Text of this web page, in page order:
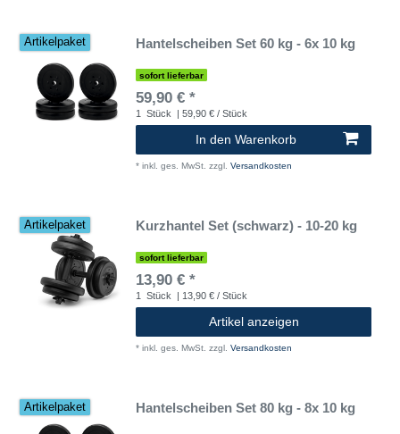
Artikelpaket Hantelscheiben Set 60 kg - 6x 10 kg
sofort lieferbar
59,90 € *
1 Stück | 59,90 € / Stück
In den Warenkorb
* inkl. ges. MwSt. zzgl. Versandkosten
Artikelpaket Kurzhantel Set (schwarz) - 10-20 kg
sofort lieferbar
13,90 € *
1 Stück | 13,90 € / Stück
Artikel anzeigen
* inkl. ges. MwSt. zzgl. Versandkosten
Artikelpaket Hantelscheiben Set 80 kg - 8x 10 kg